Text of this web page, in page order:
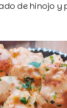
de hinojo y